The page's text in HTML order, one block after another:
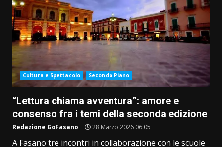
Cultura e Spettacolo Secondo Piano
“Lettura chiama avventura”: amore e
consenso fra i temi della seconda edizione
Redazione GoFasano 28 Marzo 2026 06:05
A Fasano tre incontri in collaborazione con le scuole